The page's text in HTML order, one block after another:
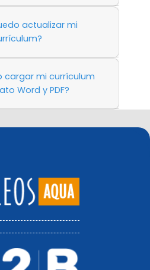
actualizar mi
cargar mi currículum
Word y PDF?